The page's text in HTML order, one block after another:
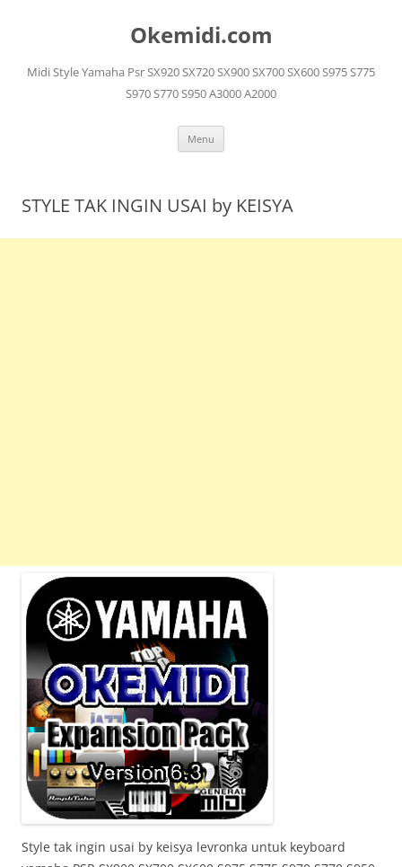
Okemidi.com
Midi Style Yamaha Psr SX920 SX720 SX900 SX700 SX600 S975 S775
S970 S770 S950 A3000 A2000
Menu
STYLE TAK INGIN USAI by KEISYA
Style tak ingin usai by keisya levronka untuk keyboard